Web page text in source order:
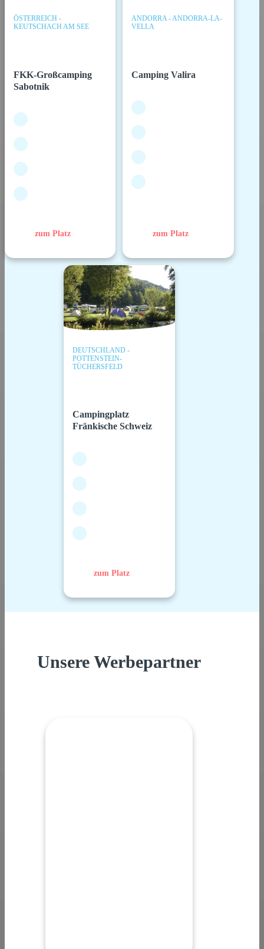
ÖSTERREICH -
KEUTSCHACH AM SEE
FKK-Großcamping
Sabotnik
zum Platz
ANDORRA - ANDORRA-LA-
VELLA
Camping Valira
zum Platz
DEUTSCHLAND -
POTTENSTEIN-
TÜCHERSFELD
Campingplatz
Fränkische Schweiz
zum Platz
Unsere Werbepartner